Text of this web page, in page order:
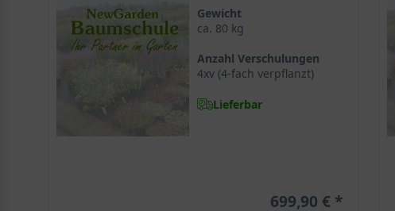
Gewicht
ca. 80 kg
Anzahl Verschulungen
4xv (4-fach verpflanzt)
Lieferbar
699,90 €